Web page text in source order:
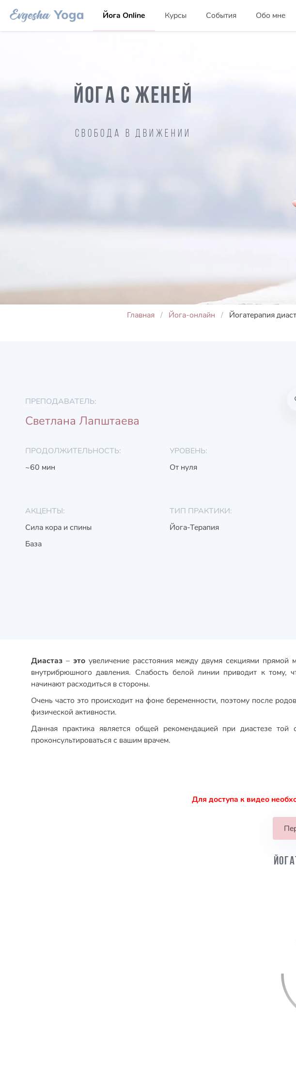
Йога Online Курсы События Обо мне
ЙОГА С ЖЕНЕЙ
Свобода в движении
Главная Йога-онлайн Йогатерапия
ПРЕПОДАВАТЕЛЬ:
Светлана Лапштаева
ПРОДОЛЖИТЕЛЬНОСТЬ:
~60 мин
УРОВЕНЬ:
От нуля
АКЦЕНТЫ:
Сила кора и спины
База
ТИП ПРАКТИКИ:
Йога-Терапия
Диастаз – этоувеличение расстояния между двумя секциями
внутрибрюшного давления. Слабость белой линии приводит к
начинают расходиться в стороны.
Очень часто это происходит на фоне беременности, поэтому после
физической активности.
Данная практика является общей рекомендацией при диастезе той
проконсультироваться с вашим врачем.
Для доступа к видео